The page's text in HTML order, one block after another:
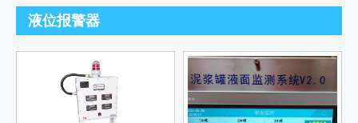
液位报警器